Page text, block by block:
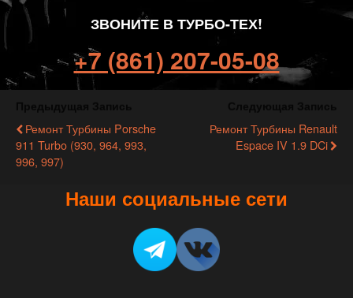
ЗВОНИТЕ В ТУРБО-ТЕХ!
+7 (861) 207-05-08
Ремонт Турбины Porsche
911 Turbo (930, 964, 993,
996, 997)
Ремонт Турбины Renault
Espace IV 1.9 DCi
Наши социальные сети